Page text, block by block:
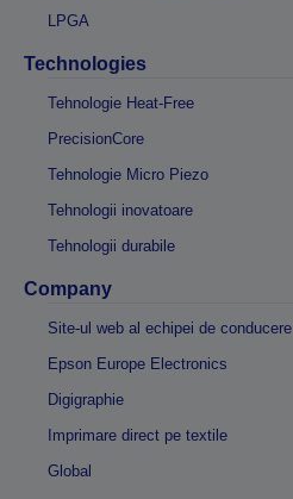
LPGA
Technologies
Tehnologie Heat-Free
PrecisionCore
Tehnologie Micro Piezo
Tehnologii inovatoare
Tehnologii durabile
Company
Site-ul web al echipei de conducere
Epson Europe Electronics
Digigraphie
Imprimare direct pe textile
Global